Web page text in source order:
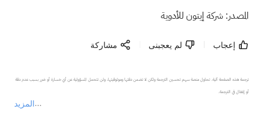
المصدر: شركة إيتون للأدوية
إعجاب لم يعجبنى مشاركة
المزيد
ترجمة هذه الصفحة آلية. تحاول منصة سهم تحسين الترجمة ولكن لا تضمن دقتها وموثوقيتها، ولن تتحمل المسؤولية عن أي خسارة أو ضرر بسبب عدم دقة
أو إغفال في الترجمة.